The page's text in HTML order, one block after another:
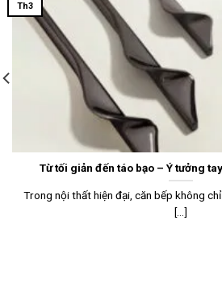
Từ tối giản đến táo bạo – Ý tưởng
Trong nội thất hiện đại, căn bếp không
[...]
Th3